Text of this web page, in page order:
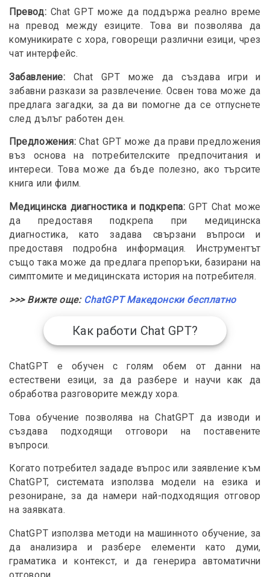
Превод: Chat GPT може да поддържа реално време
на превод между езиците. Това ви позволява да
комуникирате с хора, говорещи различни езици, чрез
чат интерфейс.
Забавление: Chat GPT може да създава игри и
забавни разкази за развлечение. Освен това може да
предлага загадки, за да ви помогне да се отпуснете
след дълъг работен ден.
Предложения: Chat GPT може да прави предложения
въз основа на потребителските предпочитания и
интереси. Това може да бъде полезно, ако търсите
книга или филм.
Медицинска диагностика и подкрепа: GPT Chat може
да предоставя подкрепа при медицинска
диагностика, като задава свързани въпроси и
предоставя подробна информация. Инструментът
също така може да предлага препоръки, базирани на
симптомите и медицинската история на потребителя.
>>> Вижте още: ChatGPT Македонски бесплатно
Как работи Chat GPT?
ChatGPT е обучен с голям обем от данни на
естествени езици, за да разбере и научи как да
обработва разговорите между хора.
Това обучение позволява на ChatGPT да изводи и
създава подходящи отговори на поставените
въпроси.
Когато потребител зададе въпрос или заявление към
ChatGPT, системата използва модели на езика и
резониране, за да намери най-подходящия отговор
на заявката.
ChatGPT използва методи на машинното обучение, за
да анализира и разбере елементи като думи,
граматика и контекст, и да генерира автоматични